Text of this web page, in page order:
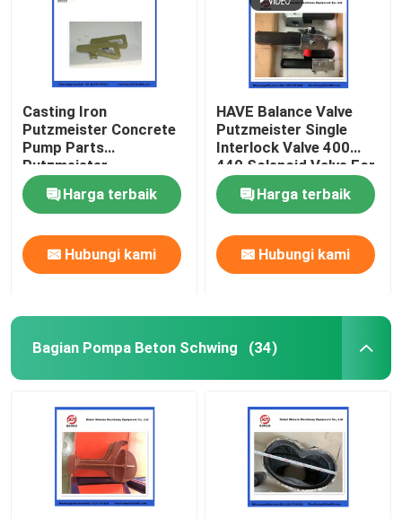
Truk Pompa Beton Bekas
Casting Iron
Putzmeister Concrete
Pump Parts
Putzmeister
Agitatoring Paddles
Harga terbaik
Hubungi kami
HAVE Balance Valve
Putzmeister Single
Interlock Valve 400
440 Solenoid Valve For
Concrete Pump
Harga terbaik
Hubungi kami
Bagian Pompa Beton Schwing (34)